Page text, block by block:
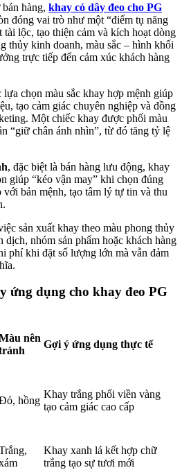
hàng, khay có dây đeo cho PG
đóng vai trò như một “điểm tụ năng
lộc, tạo thiện cảm và kích hoạt dòng
thủy kinh doanh, màu sắc – hình khối
trực tiếp đến cảm xúc khách hàng
lựa chọn màu sắc khay hợp mệnh giúp
tạo cảm giác chuyên nghiệp và đồng
Một chiếc khay được phối màu
“giữ chân ánh nhìn”, từ đó tăng tỷ lệ
, đặc biệt là bán hàng lưu động, khay
giúp “kéo vận may” khi chọn đúng
bản mệnh, tạo tâm lý tự tin và thu
sản xuất khay theo màu phong thủy
dịch, nhóm sản phẩm hoặc khách hàng
phí khi đặt số lượng lớn mà vẫn đảm
ứng dụng cho khay đeo PG
nên
Gợi ý ứng dụng thực tế
hồng
Khay trắng phối viền vàng
tạo cảm giác cao cấp
Khay xanh lá kết hợp chữ
trắng tạo sự tươi mới